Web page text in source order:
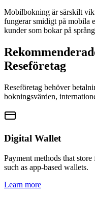
Mobilbokning är särskilt
fungerar smidigt på mobila
kunder som bokar på
Reseföretag
Reseföretag behöver
bokningsvärden,
Digital Wallet
Payment methods that
such as app-based wallets.
Learn more